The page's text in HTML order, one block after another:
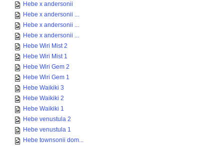
Hebe x andersonii
Hebe x andersonii ...
Hebe x andersonii ...
Hebe x andersonii ...
Hebe Wiri Mist 2
Hebe Wiri Mist 1
Hebe Wiri Gem 2
Hebe Wiri Gem 1
Hebe Waikiki 3
Hebe Waikiki 2
Hebe Waikiki 1
Hebe venustula 2
Hebe venustula 1
Hebe townsonii dom...